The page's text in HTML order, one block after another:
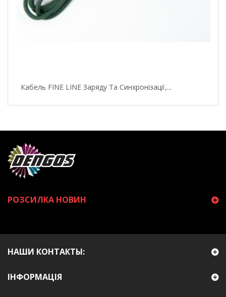
Кабель FINE LINE Заряду Та Синхронізації,...
РОЗСИЛКА НОВИН
НАШИ КОНТАКТЫ:
ІНФОРМАЦІЯ